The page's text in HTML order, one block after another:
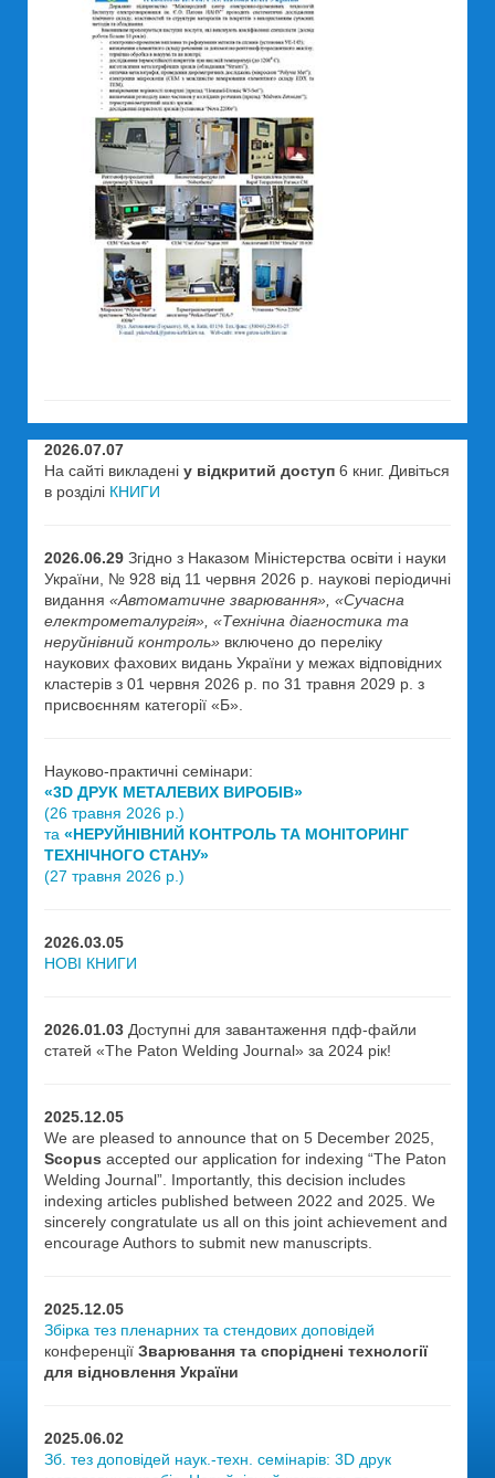
2026.07.07
На сайті викладені у відкритий доступ 6 книг. Дивіться
в розділі КНИГИ
2026.06.29 Згідно з Наказом Міністерства освіти і науки
України, № 928 від 11 червня 2026 р. наукові періодичні
видання «Автоматичне зварювання», «Сучасна
електрометалургія», «Технічна діагностика та
неруйнівний контроль» включено до переліку
наукових фахових видань України у межах відповідних
кластерів з 01 червня 2026 р. по 31 травня 2029 р. з
присвоєнням категорії «Б».
Науково-практичні семінари:
«3D ДРУК МЕТАЛЕВИХ ВИРОБІВ»
(26 травня 2026 р.)
та «НЕРУЙНІВНИЙ КОНТРОЛЬ ТА МОНІТОРИНГ
ТЕХНІЧНОГО СТАНУ»
(27 травня 2026 р.)
2026.03.05
НОВІ КНИГИ
2026.01.03 Доступні для завантаження пдф-файли
статей «The Paton Welding Journal» за 2024 рік!
2025.12.05
We are pleased to announce that on 5 December 2025,
Scopus accepted our application for indexing “The Paton
Welding Journal”. Importantly, this decision includes
indexing articles published between 2022 and 2025. We
sincerely congratulate us all on this joint achievement and
encourage Authors to submit new manuscripts.
2025.12.05
Збірка тез пленарних та стендових доповідей
конференції Зварювання та споріднені технології
для відновлення України
2025.06.02
Зб. тез доповідей наук.-техн. семінарів: 3D друк